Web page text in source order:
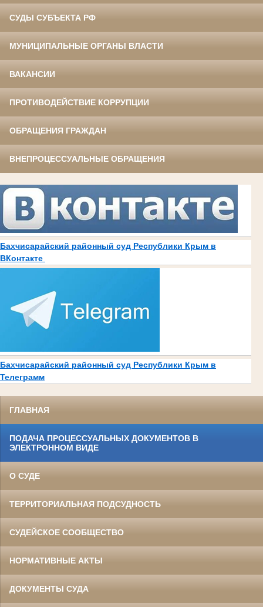
СУДЫ СУБЪЕКТА РФ
МУНИЦИПАЛЬНЫЕ ОРГАНЫ ВЛАСТИ
ВАКАНСИИ
ПРОТИВОДЕЙСТВИЕ КОРРУПЦИИ
ОБРАЩЕНИЯ ГРАЖДАН
ВНЕПРОЦЕССУАЛЬНЫЕ ОБРАЩЕНИЯ
Бахчисарайский районный суд Республики Крым в
ВКонтакте
Бахчисарайский районный суд Республики Крым в
Телеграмм
ГЛАВНАЯ
ПОДАЧА ПРОЦЕССУАЛЬНЫХ ДОКУМЕНТОВ В
ЭЛЕКТРОННОМ ВИДЕ
О СУДЕ
ТЕРРИТОРИАЛЬНАЯ ПОДСУДНОСТЬ
СУДЕЙСКОЕ СООБЩЕСТВО
НОРМАТИВНЫЕ АКТЫ
ДОКУМЕНТЫ СУДА